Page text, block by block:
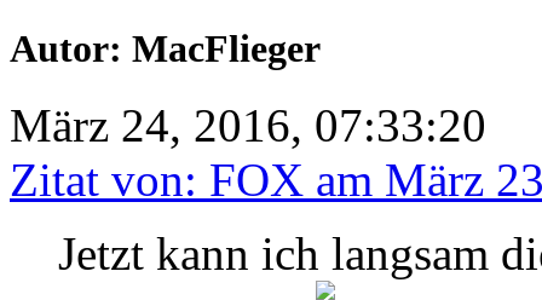
Autor: MacFlieger
März 24, 2016, 07:33:20
Zitat von: FOX am März
Jetzt kann ich langsam